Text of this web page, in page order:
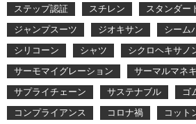
ステップ認証 スチレン
スタンダー
ジャンプスーツ
ジオキサン
シーム
シリコーン
シャツ
シクロヘキサノ
サーモマイグレーション
サーマルマネ
サプライチェーン
サステナブル ゴ
コンプライアンス
コロナ禍
コット